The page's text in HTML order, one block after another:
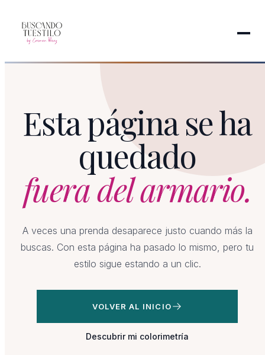
Esta página se ha
quedado
fuera del armario.
A veces una prenda desaparece justo cuando más la
buscas. Con esta página ha pasado lo mismo, pero tu
estilo sigue estando a un clic.
VOLVER AL INICIO
Descubrir mi colorimetría